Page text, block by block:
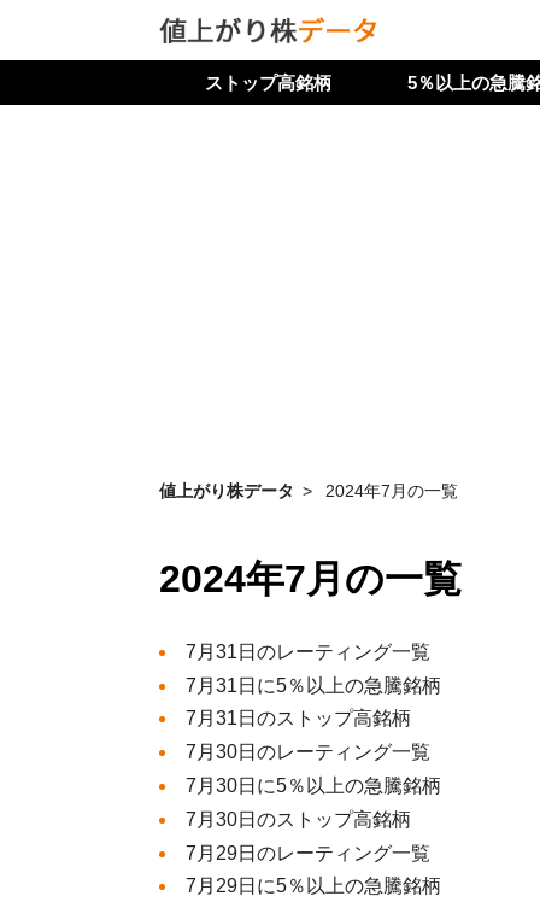
ストップ高銘柄 5％以上の急騰
値上がり株データ 2024年7月の一覧
2024年7月の一覧
7月31日のレーティング一覧
7月31日に5％以上の急騰銘柄
7月31日のストップ高銘柄
7月30日のレーティング一覧
7月30日に5％以上の急騰銘柄
7月30日のストップ高銘柄
7月29日のレーティング一覧
7月29日に5％以上の急騰銘柄